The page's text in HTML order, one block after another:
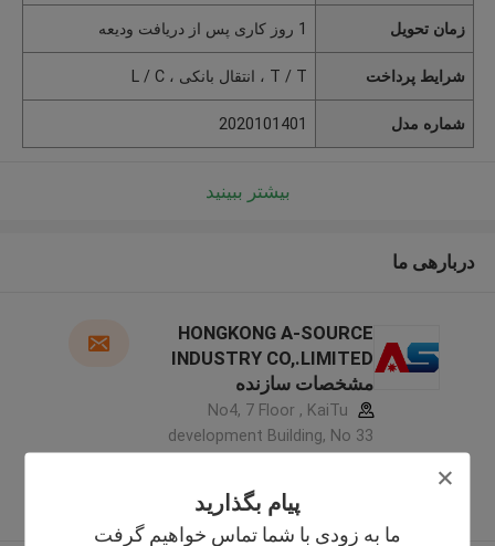
پیام بگذارید
ما به زودی با شما تماس خواهیم گرفت
زمان تحویل 1 روز کاری پس از دریافت ودیعه
شرایط پرداخت T / T ، انتقال بانکی ، L / C
شماره مدل 2020101401
بیشتر ببینید
دربارهی ما
HONGKONG A-SOURCE
INDUSTRY CO,.LIMITED
مشخصات سازنده
No4, 7 Floor , KaiTu
development Building, No 33
کننده تایید شده